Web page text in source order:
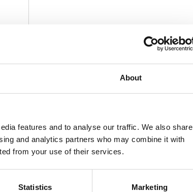
About
features and to analyse our traffic. We also share
and analytics partners who may combine it with
from your use of their services.
Statistics Marketing
Dela med dig
c
b
o